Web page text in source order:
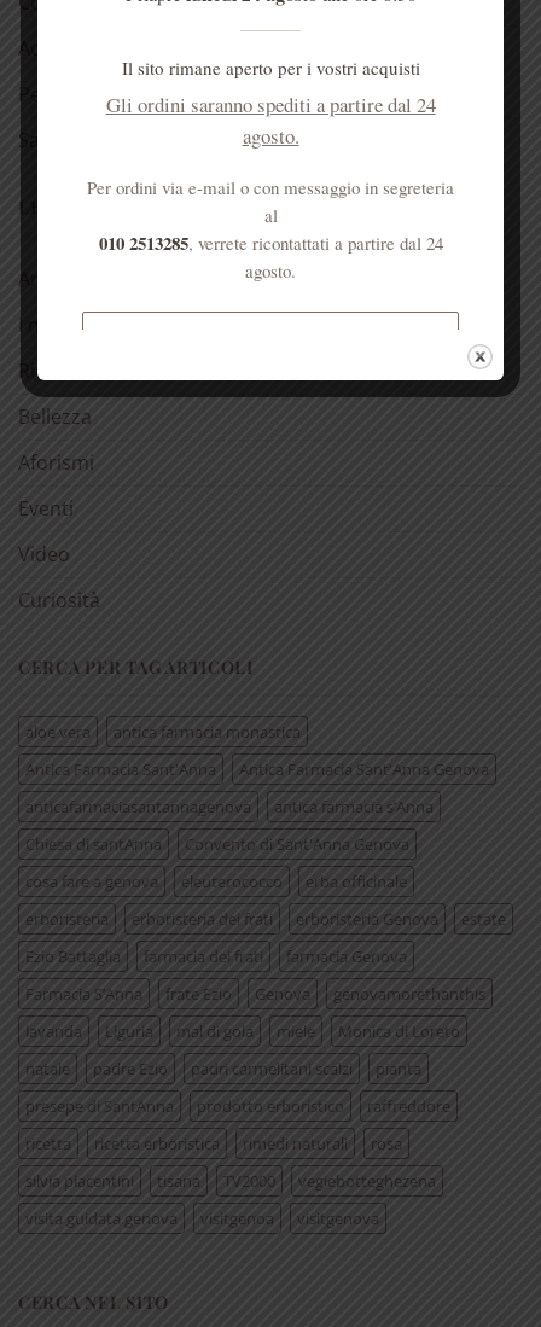
Acqua di Sant’Anna
Per la casa
Salute dell’anima
LE NOSTRE RUBRICHE
Antica spezieria
I nostri consigli
Ricette
Bellezza
Aforismi
Eventi
Video
Curiosità
CERCA PER TAG ARTICOLI
aloe vera
antica farmacia monastica
Antica Farmacia Sant'Anna
Antica Farmacia Sant'Anna Genova
anticafarmaciasantannagenova
antica farmacia s’Anna
Chiesa di santAnna
Convento di Sant'Anna Genova
cosa fare a genova
eleuterococco
erba officinale
erboristeria
erboristeria dei frati erboristeria Genova
estate
Ezio Battaglia
farmacia dei frati
farmacia Genova
Farmacia S’Anna
frate Ezio Genova
genovamorethanthis
lavanda
Liguria mal di gola miele
Monica di Loreto
natale
padre Ezio padri carmelitani scalzi
pianta
presepe di SantAnna
prodotto erboristico
raffreddore
ricetta
ricetta erboristica rimedi naturali
rosa
silvia piacentini
tisana TV2000
vegiebotteghezena
visita guidata genova
visitgenoa visitgenova
CERCA NEL SITO
Il sito rimane aperto per i vostri acquisti
Gli ordini saranno spediti a partire dal 24
agosto.
Per ordini via e-mail o con messaggio in segreteria
al
010 2513285, verrete ricontattati a partire dal 24
agosto.
superiori a € 50